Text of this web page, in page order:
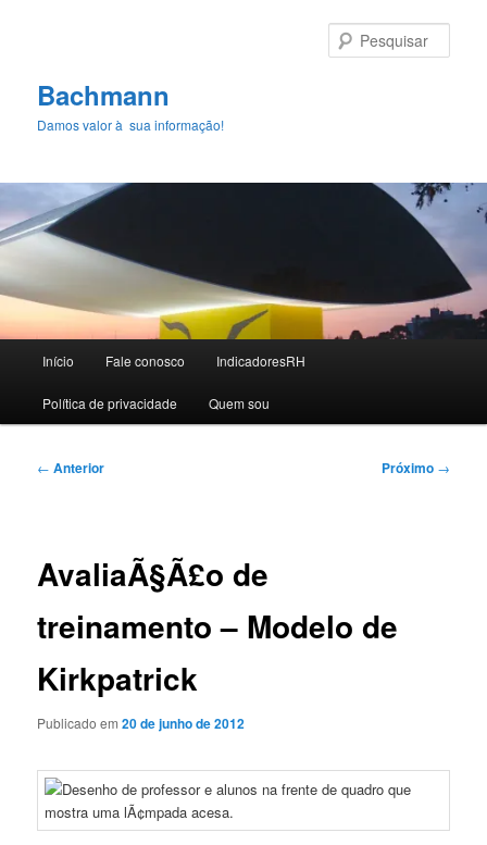
principalBachmann
Damos valor à sua informação!
principal
Início Fale conosco IndicadoresRH
Polí­tica de privacidade Quem sou
Navegação
← Anterior Próximo →
AvaliaÃ§Ã£o de
treinamento – Modelo de
Kirkpatrick
Publicado em20 de junho de 2012